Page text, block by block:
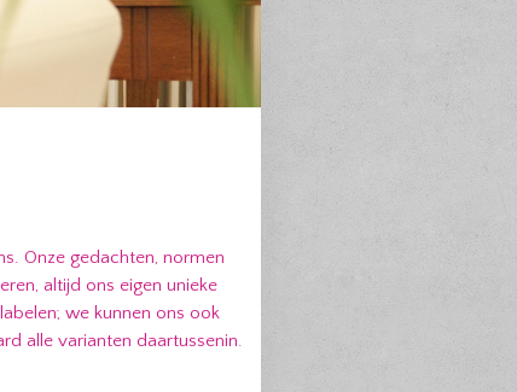
Onze gedachten, normen
altijd ons eigen unieke
we kunnen ons ook
alle varianten daartussenin.